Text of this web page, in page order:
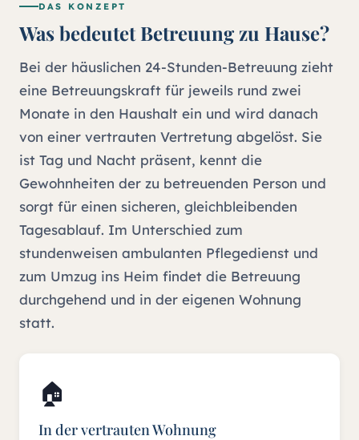
DAS KONZEPT
Was bedeutet Betreuung zu Hause?
Bei der häuslichen 24-Stunden-Betreuung zieht
eine Betreuungskraft für jeweils rund zwei
Monate in den Haushalt ein und wird danach
von einer vertrauten Vertretung abgelöst. Sie
ist Tag und Nacht präsent, kennt die
Gewohnheiten der zu betreuenden Person und
sorgt für einen sicheren, gleichbleibenden
Tagesablauf. Im Unterschied zum
stundenweisen ambulanten Pflegedienst und
zum Umzug ins Heim findet die Betreuung
durchgehend und in der eigenen Wohnung
statt.
🏠
In der vertrauten Wohnung